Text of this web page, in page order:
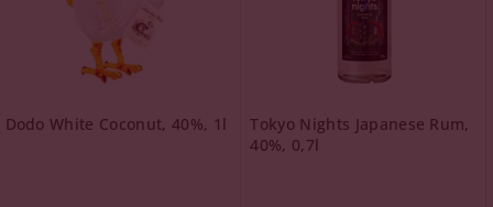
Dodo White Coconut, 40%, 1l
Tokyo Nights Japanese Rum,
40%, 0,7l